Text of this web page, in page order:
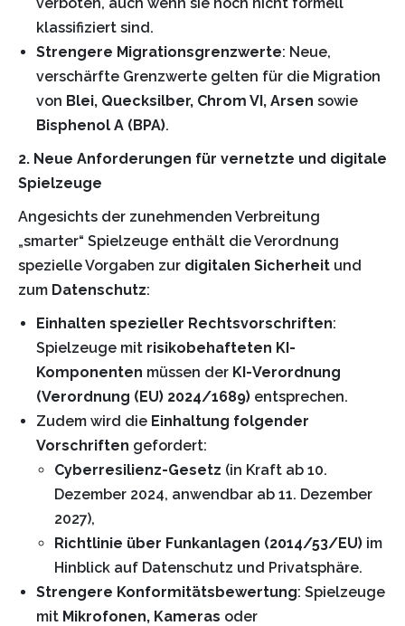
klassifiziert sind.
Strengere Migrationsgrenzwerte: Neue,
verschärfte Grenzwerte gelten für die Migration
von Blei, Quecksilber, Chrom VI, Arsen sowie
Bisphenol A (BPA).
2. Neue Anforderungen für vernetzte und digitale
Spielzeuge
Angesichts der zunehmenden Verbreitung
„smarter“ Spielzeuge enthält die Verordnung
spezielle Vorgaben zur digitalen Sicherheit und
zum Datenschutz:
Einhalten spezieller Rechtsvorschriften:
Spielzeuge mit risikobehafteten KI-
Komponenten müssen der KI-Verordnung
(Verordnung (EU) 2024/1689) entsprechen.
Zudem wird die Einhaltung folgender
Vorschriften gefordert:
Cyberresilienz-Gesetz (in Kraft ab 10.
Dezember 2024, anwendbar ab 11. Dezember
2027),
Richtlinie über Funkanlagen (2014/53/EU) im
Hinblick auf Datenschutz und Privatsphäre.
Strengere Konformitätsbewertung: Spielzeuge
mit Mikrofonen, Kameras oder